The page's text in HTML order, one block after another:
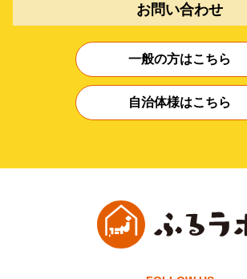
お問い合わせ
一般の方はこちら
自治体様はこちら